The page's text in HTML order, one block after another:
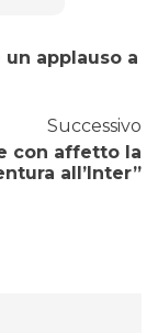
applauso a
Successivo
con affetto la
all’Inter”